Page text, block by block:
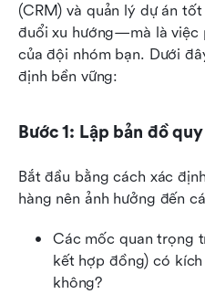
(CRM) và quản lý dự án
đuổi xu hướng—mà là việc
của đội nhóm bạn. Dưới
định bền vững:
Bước 1: Lập bản đồ
Bắt đầu bằng cách xác
hàng nên ảnh hưởng đến
Các mốc quan trọng
kết hợp đồng) có
không?